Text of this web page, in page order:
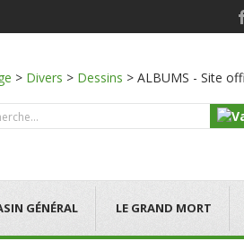
> Divers > Dessins > ALBUMS - Site
GÉNÉRAL LE GRAND MORT